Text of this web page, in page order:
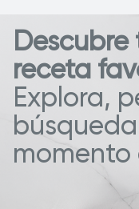
receta
Explora,
momento